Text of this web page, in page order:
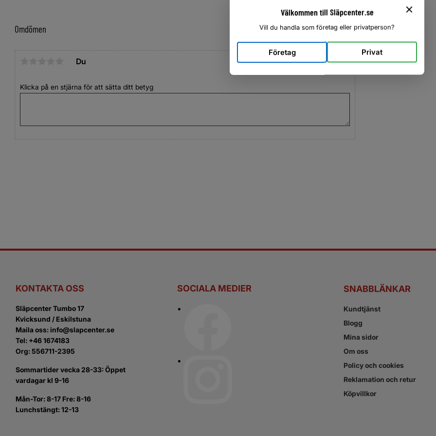
Omdömen
Du
Klicka på en stjärna för att sätta ditt betyg
KONTAKTA OSS
Släpcenter Tumbo 17
Kvicksund / Eskilstuna
Maila oss: info@slapcenter.se
Tel: +46 1674183
Org: 556711-2395
Sommartider vecka 28-33: Öppet
vardagar kl 9-16
Mån-Tor: 8-17 Fre: 8-16
Lunchstängt: 12-13
SOCIALA MEDIER SNABBLÄNKAR
Kundtjänst
Blogg
Mina sidor
Om oss
Policy och cookies
Reklamation och retur
Köpvillkor
Välkommen till Släpcenter.se
Vill du handla som företag eller privatperson?
Företag Privat